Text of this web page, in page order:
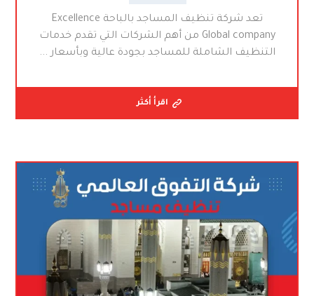
تعد شركة تنظيف المساجد بالباحة Excellence
Global company من أهم الشركات التي تقدم خدمات
التنظيف الشاملة للمساجد بجودة عالية وبأسعار ...
اقرأ أكثر